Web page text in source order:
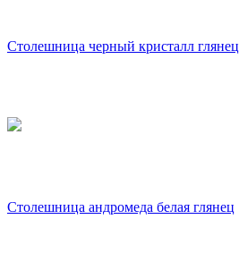
Столешница черный кристалл глянец
Столешница андромеда белая глянец